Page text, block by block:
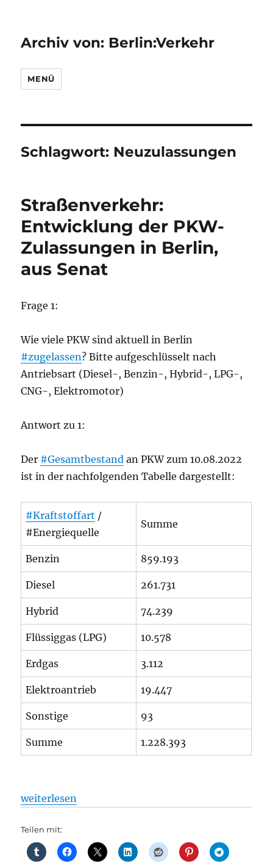
Archiv von: Berlin:Verkehr
MENÜ
Schlagwort: Neuzulassungen
Straßenverkehr:
Entwicklung der PKW-
Zulassungen in Berlin,
aus Senat
Frage 1:
Wie viele PKW sind aktuell in Berlin
#zugelassen? Bitte aufgeschlüsselt nach
Antriebsart (Diesel-, Benzin-, Hybrid-, LPG-,
CNG-, Elektromotor)
Antwort zu 1:
Der #Gesamtbestand an PKW zum 10.08.2022
ist in der nachfolgenden Tabelle dargestellt:
#Kraftstoffart /
#Energiequelle
Summe
Benzin 859.193
Diesel 261.731
Hybrid 74.239
Flüssiggas (LPG) 10.578
Erdgas 3.112
Elektroantrieb 19.447
Sonstige 93
Summe 1.228.393
„Straßenverkehr: Entwicklung der PKW-
weiterlesen
Teilen mit: